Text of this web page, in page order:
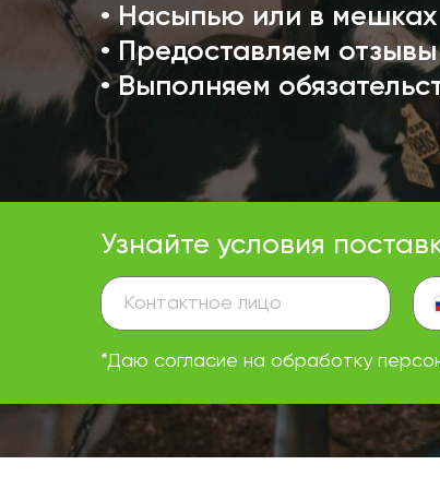
Узнайте условия
*Даю согласие на обработку
• Насыпью или в мешках
• Предоставляем отзывы
• Выполняем